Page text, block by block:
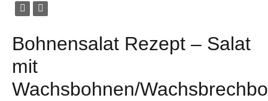
Bohnensalat Rezept – Salat
mit
Wachsbohnen/